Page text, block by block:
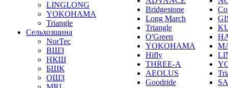
LINGLONG
YOKOHAMA
Triangle
Сельхозшина
NorTec
ВШЗ
НКШ
БШК
ОШЗ
Bridgestone
Long March
Triangle
O'Green
YOKOHAMA
Hifly
THREE-A
AEOLUS
Goodride